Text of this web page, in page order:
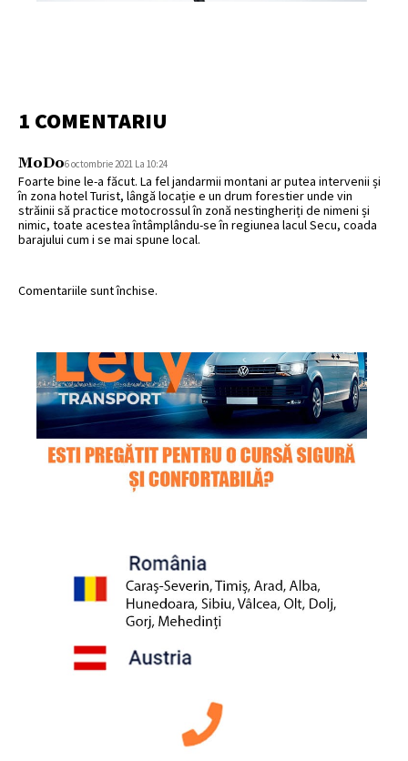
1 COMENTARIU
MoDo6 octombrie 2021 La 10:24
Foarte bine le-a făcut. La fel jandarmii montani ar putea intervenii și
în zona hotel Turist, lângă locație e un drum forestier unde vin
străinii să practice motocrossul în zonă nestingheriți de nimeni și
nimic, toate acestea întâmplându-se în regiunea lacul Secu, coada
barajului cum i se mai spune local.
Comentariile sunt închise.